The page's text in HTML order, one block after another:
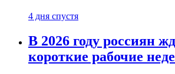
4 дня спустя
В 2026 году россиян
короткие рабочие